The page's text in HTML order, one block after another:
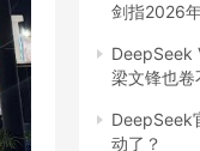
剑指2026
DeepSeek
梁文锋也卷
DeepSeek
动了？